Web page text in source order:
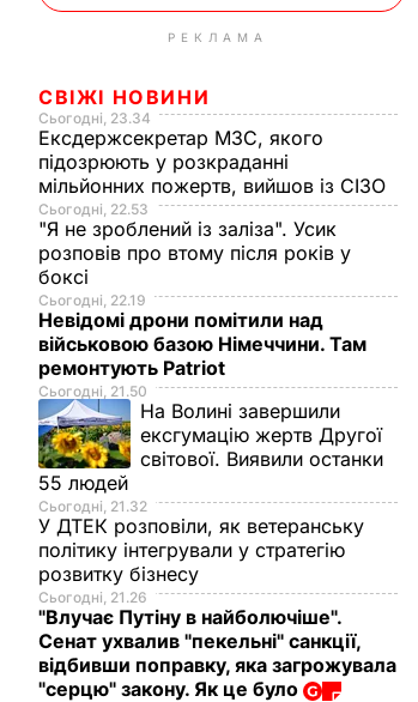
РЕКЛАМА
СВІЖІ НОВИНИ
Сьогодні, 23.34
Ексдержсекретар МЗС, якого
підозрюють у розкраданні
мільйонних пожертв, вийшов із СІЗО
Сьогодні, 22.53
"Я не зроблений із заліза". Усик
розповів про втому після років у
боксі
Сьогодні, 22.19
Невідомі дрони помітили над
військовою базою Німеччини. Там
ремонтують Patriot
Сьогодні, 21.50
На Волині завершили
ексгумацію жертв Другої
світової. Виявили останки
55 людей
Сьогодні, 21.32
У ДТЕК розповіли, як ветеранську
політику інтегрували у стратегію
розвитку бізнесу
Сьогодні, 21.26
"Влучає Путіну в найболючіше".
Сенат ухвалив "пекельні" санкції,
відбивши поправку, яка загрожувала
"серцю" закону. Як це було